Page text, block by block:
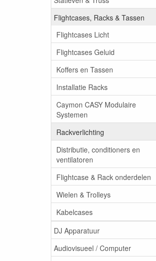
Flightcases, Racks & Tassen
Flightcases Licht
Flightcases Geluid
Koffers en Tassen
Installatie Racks
Caymon CASY Modulaire
Systemen
Rackverlichting
Distributie, conditioners en
ventilatoren
Flightcase & Rack onderdelen
Wielen & Trolleys
Kabelcases
DJ Apparatuur
Audiovisueel / Computer